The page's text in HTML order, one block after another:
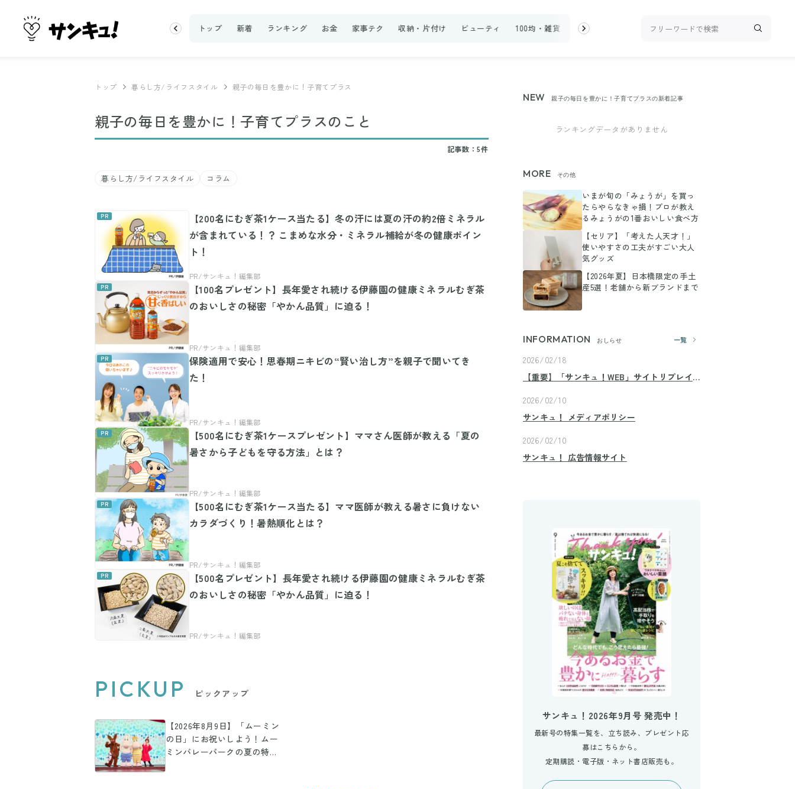
100均・雑貨 スーパー 料理レシピ 話題 トップ 新着 ランキング お金 家事テク 収納・片付け ビューティ 100均・雑貨 スーパー 料理レシピ 話題 トップ 新着
トップ 暮らし方/ライフスタイル 親子の毎日を豊かに！子育てプラス
親子の毎日を豊かに！子育てプラスのこと
記事数：5件
暮らし方/ライフスタイル コラム
【200名にむぎ茶1ケース当たる】冬の汗には夏の汗の約2倍ミネラル
が含まれている！？ こまめな水分・ミネラル補給が冬の健康ポイン
ト！
【100名プレゼント】長年愛され続ける伊藤園の健康ミネラルむぎ茶
のおいしさの秘密「やかん品質」に迫る！
保険適用で安心！思春期ニキビの“賢い治し方”を親子で聞いてき
た！
【500名にむぎ茶1ケースプレゼント】ママさん医師が教える「夏の
暑さから子どもを守る方法」とは？
【500名にむぎ茶1ケース当たる】ママ医師が教える暑さに負けない
カラダづくり！暑熱順化とは？
【500名プレゼント】長年愛され続ける伊藤園の健康ミネラルむぎ茶
のおいしさの秘密「やかん品質」に迫る！
PICKUP ピックアップ
【2026年8月9日】「ムーミン
の日」にお祝いしよう！ムー
ミンバレーパークの夏の特別
NEW 親子の毎日を豊かに！子育てプラスの新着記事
ランキングデータがありません
MORE その他
いまが旬の「みょうが」を買っ
たらやらなきゃ損！プロが教え
るみょうがの1番おいしい食べ方
【セリア】「考えた人天才！」
使いやすさの工夫がすごい大人
気グッズ
【2026年夏】日本橋限定の手土
産5選！老舗から新ブランドまで
INFORMATION おしらせ 一覧
2026/02/18
【重要】「サンキュ！WEB」サイトリプレイ
2026/02/10
サンキュ！ メディアポリシー
2026/02/10
サンキュ！ 広告情報サイト
サンキュ！2026年9月号 発売中！
最新号の特集一覧を、立ち読み、プレゼント応
募はこちらから。
定期購読・電子版・ネット書店販売も。